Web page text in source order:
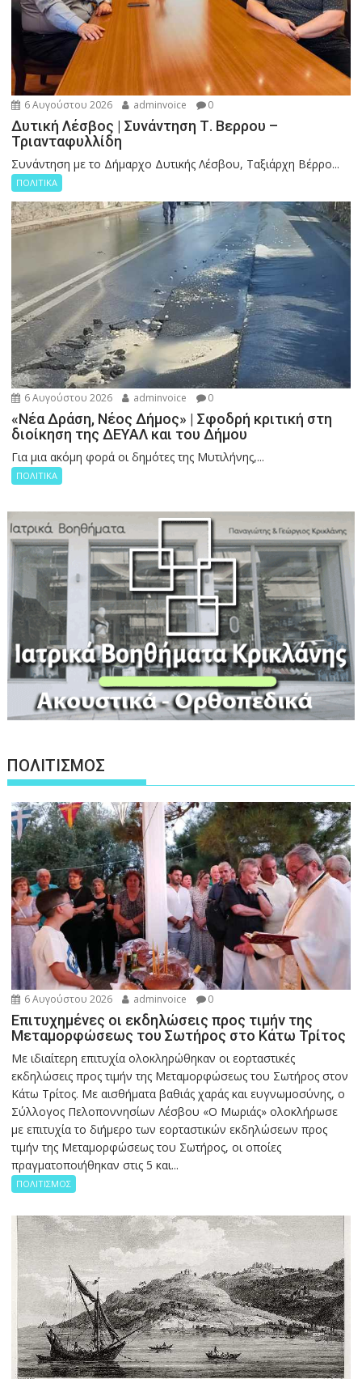
6 Αυγούστου 2026 adminvoice 0
Δυτική Λέσβος | Συνάντηση Τ. Βερρου –
Τριανταφυλλίδη
Συνάντηση με το Δήμαρχο Δυτικής Λέσβου, Ταξιάρχη Βέρρο...
ΠΟΛΙΤΙΚΑ
6 Αυγούστου 2026 adminvoice 0
«Νέα Δράση, Νέος Δήμος» | Σφοδρή κριτική στη
διοίκηση της ΔΕΥΑΛ και του Δήμου
Για μια ακόμη φορά οι δημότες της Μυτιλήνης,...
ΠΟΛΙΤΙΚΑ
ΠΟΛΙΤΙΣΜΟΣ
6 Αυγούστου 2026 adminvoice 0
Επιτυχημένες οι εκδηλώσεις προς τιμήν της
Μεταμορφώσεως του Σωτήρος στο Κάτω Τρίτος
Με ιδιαίτερη επιτυχία ολοκληρώθηκαν οι εορταστικές
εκδηλώσεις προς τιμήν της Μεταμορφώσεως του Σωτήρος στον
Κάτω Τρίτος. Με αισθήματα βαθιάς χαράς και ευγνωμοσύνης, ο
Σύλλογος Πελοποννησίων Λέσβου «Ο Μωριάς» ολοκλήρωσε
με επιτυχία το διήμερο των εορταστικών εκδηλώσεων προς
τιμήν της Μεταμορφώσεως του Σωτήρος, οι οποίες
πραγματοποιήθηκαν στις 5 και...
ΠΟΛΙΤΙΣΜΟΣ